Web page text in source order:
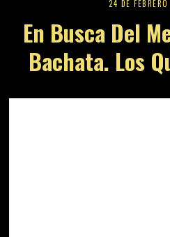
24 DE
En Busca Del
Bachata. Los